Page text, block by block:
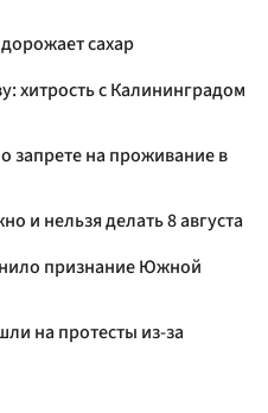
сахар
хитрость с Калининградом
запрете на проживание в
и нельзя делать 8 августа
признание Южной
на протесты из-за